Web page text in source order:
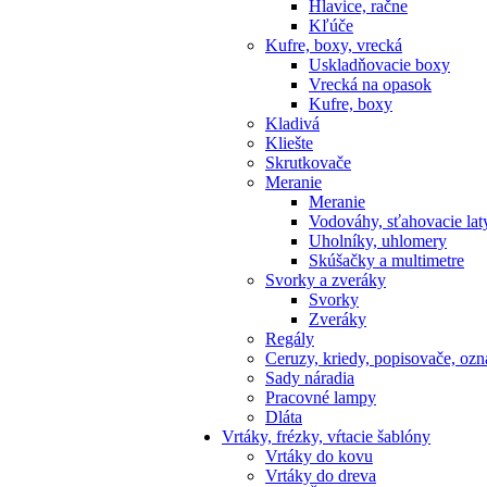
Hlavice, račne
Kľúče
Kufre, boxy, vrecká
Uskladňovacie boxy
Vrecká na opasok
Kufre, boxy
Kladivá
Kliešte
Skrutkovače
Meranie
Meranie
Vodováhy, sťahovacie
Uholníky, uhlomery
Skúšačky a multimetre
Svorky a zveráky
Svorky
Zveráky
Regály
Ceruzy, kriedy, popisovače,
Sady náradia
Pracovné lampy
Dláta
Vrtáky, frézky, vŕtacie šablóny
Vrtáky do kovu
Vrtáky do dreva